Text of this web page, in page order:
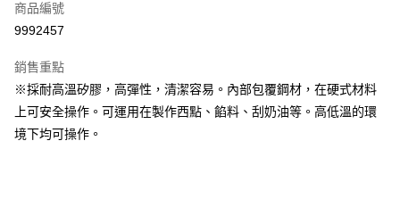
超商取貨付款
Apple Pay
街口支付
商品編號
9992457
銷售重點
※採耐高溫矽膠，高彈性，清潔容易。內部包覆鋼材，在硬式材料
上可安全操作。可運用在製作西點、餡料、刮奶油等。高低溫的環
境下均可操作。